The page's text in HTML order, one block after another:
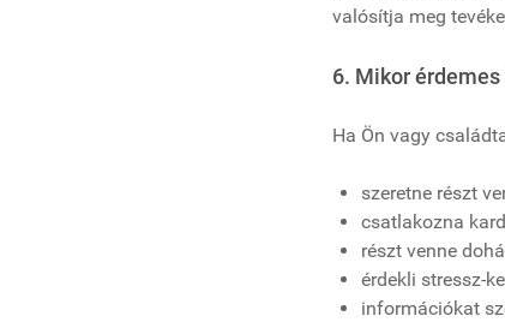
valósítja meg
6. Mikor
Ha Ön vagy
szeretne részt
csatlakozna
részt venne
érdekli stressz-
információkat